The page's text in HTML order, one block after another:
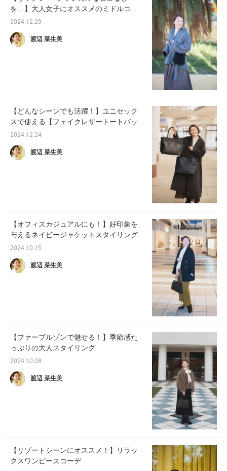
を…】大人女子にオススメのミドルコ...
2024.12.29
渡辺 菜生美
【どんなシーンでも活躍！】ユニセック
スで使える【フェイクレザートートバッ...
2024.12.24
渡辺 菜生美
【オフィスカジュアルにも！】好印象を
与えるネイビージャケットスタイリング
2024.10.15
渡辺 菜生美
【ファーブルゾンで魅せる！】季節感た
っぷりの大人スタイリング
2024.10.08
渡辺 菜生美
【リゾートシーンにオススメ！】リラッ
クスワンピースコーデ